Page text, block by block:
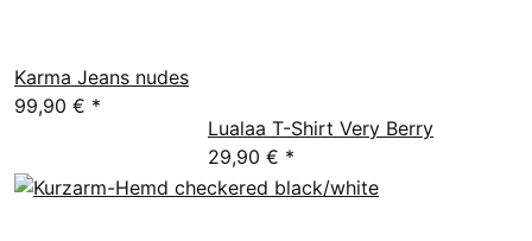
Karma Jeans nudes
99,90 € *
Lualaa T-Shirt Very Berry
29,90 € *